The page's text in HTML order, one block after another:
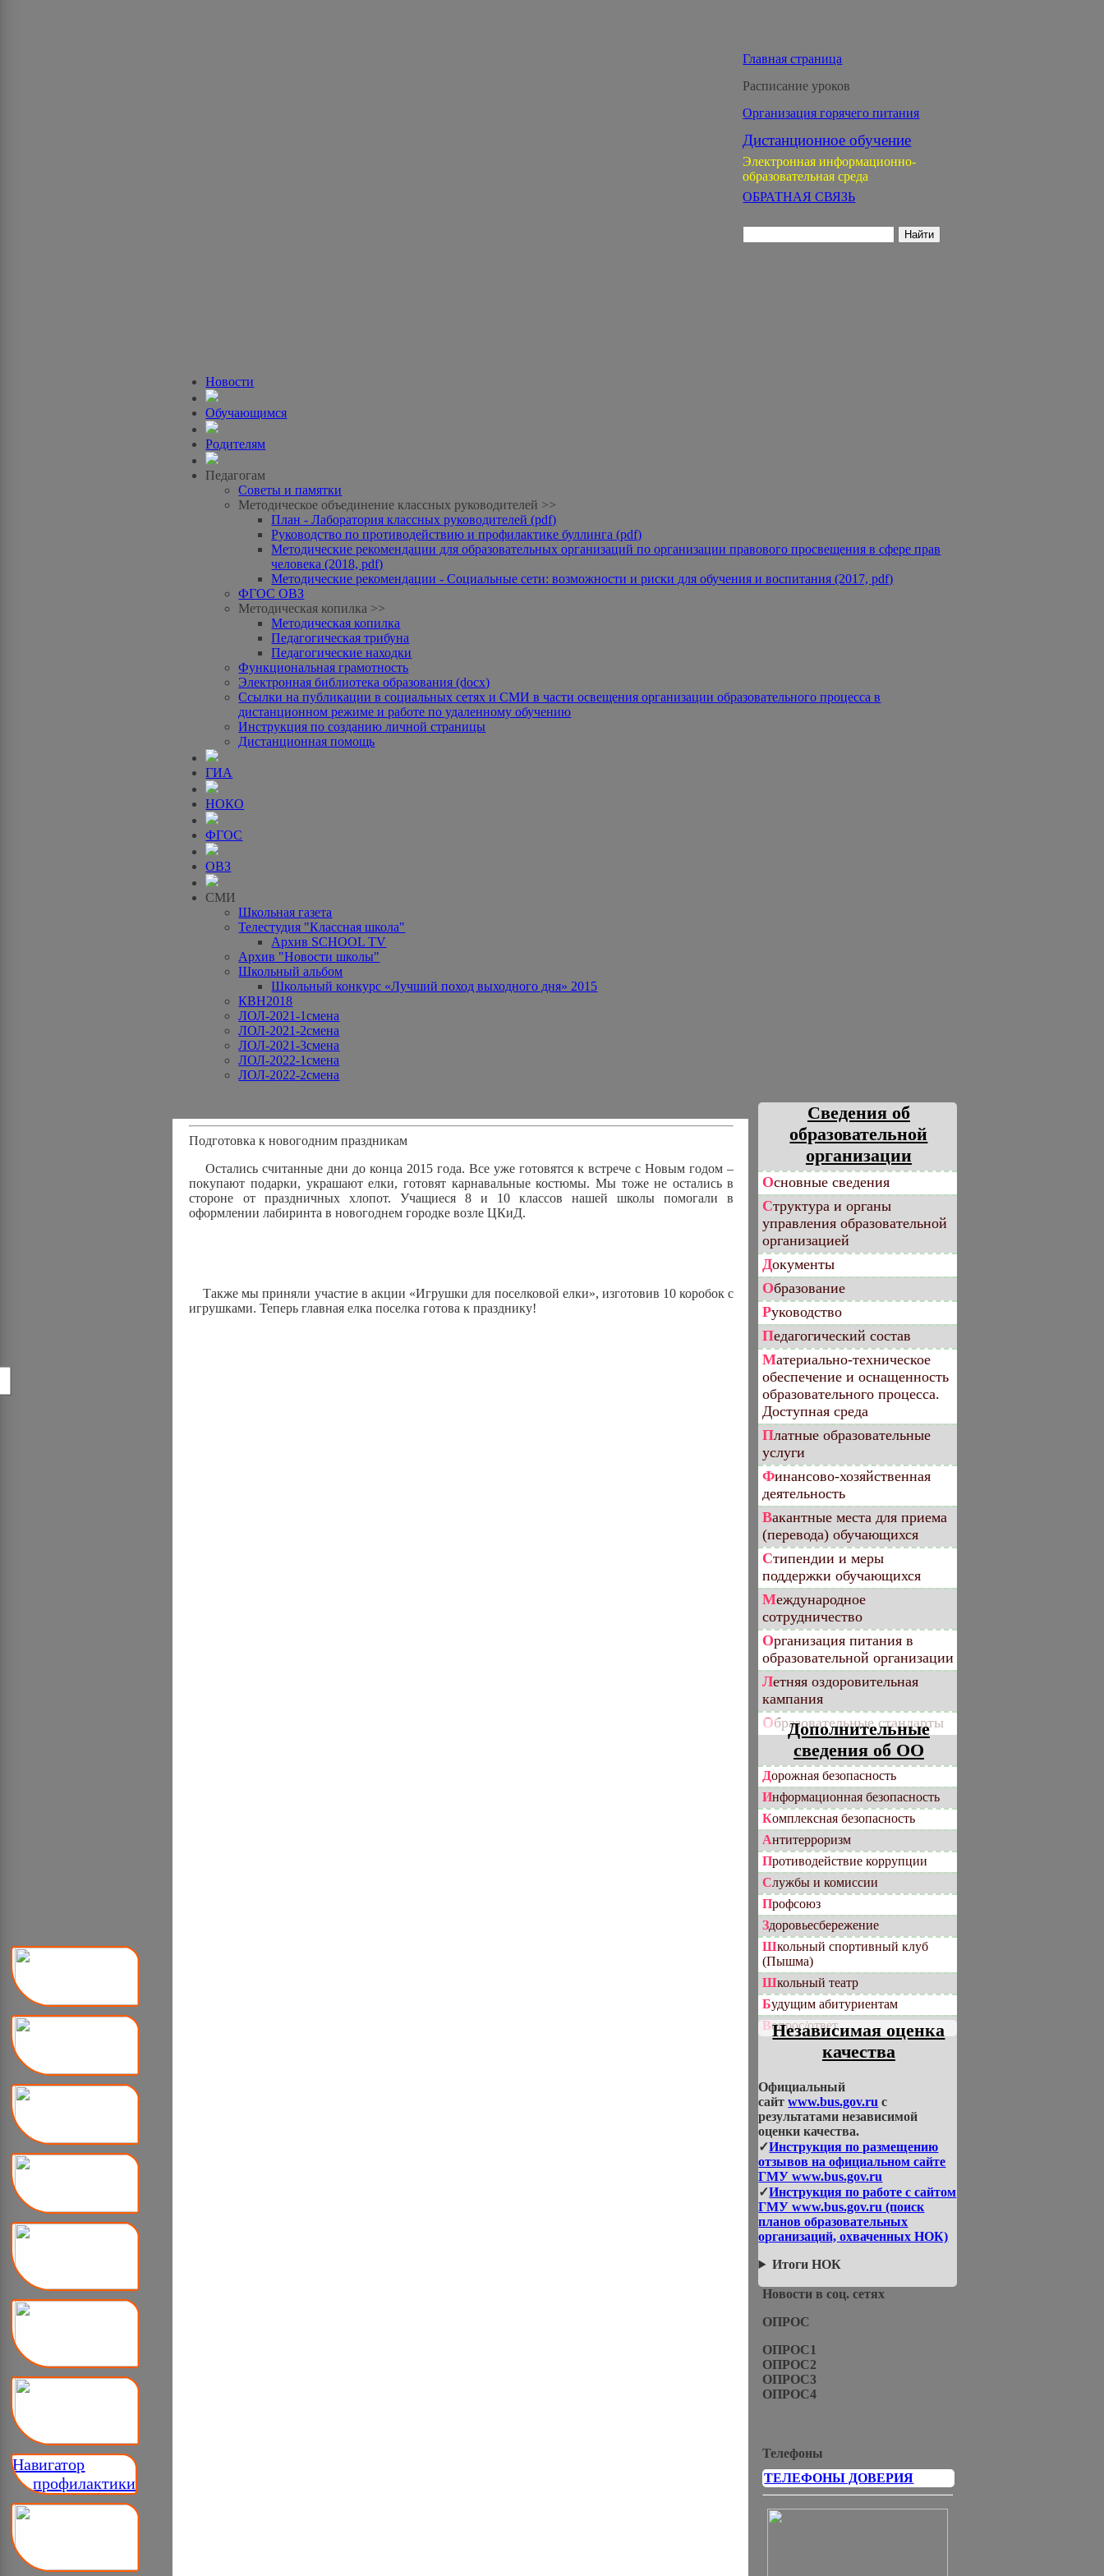
Навигатор
__ профилактики
Главная страница
Расписание уроков
Организация горячего питания
Дистанционное обучение
Электронная информационно-
образовательная среда
ОБРАТНАЯ СВЯЗЬ
Новости
Обучающимся
Родителям
Педагогам
Советы и памятки
Методическое объединение классных руководителей >>
План - Лаборатория классных руководителей (pdf)
Руководство по противодействию и профилактике буллинга (pdf)
Методические рекомендации для образовательных организаций по организации правового просвещения в сфере прав
человека (2018, pdf)
Методические рекомендации - Социальные сети: возможности и риски для обучения и воспитания (2017, pdf)
ФГОС ОВЗ
Методическая копилка >>
Методическая копилка
Педагогическая трибуна
Педагогические находки
Функциональная грамотность
Электронная библиотека образования (docx)
Ссылки на публикации в социальных сетях и СМИ в части освещения организации образовательного процесса в
дистанционном режиме и работе по удаленному обучению
Инструкция по созданию личной страницы
Дистанционная помощь
ГИА
НОКО
ФГОС
ОВЗ
СМИ
Школьная газета
Телестудия "Классная школа"
Архив SCHOOL TV
Архив "Новости школы"
Школьный альбом
Школьный конкурс «Лучший поход выходного дня» 2015
КВН2018
ЛОЛ-2021-1смена
ЛОЛ-2021-2смена
ЛОЛ-2021-3смена
ЛОЛ-2022-1смена
ЛОЛ-2022-2смена
Подготовка к новогодним праздникам
Остались считанные дни до конца 2015 года. Все уже готовятся к встрече с Новым годом –
покупают подарки, украшают елки, готовят карнавальные костюмы. Мы тоже не остались в
стороне от праздничных хлопот. Учащиеся 8 и 10 классов нашей школы помогали в
оформлении лабиринта в новогоднем городке возле ЦКиД.
Также мы приняли участие в акции «Игрушки для поселковой елки», изготовив 10 коробок с
игрушками. Теперь главная елка поселка готова к празднику!
Сведения об
образовательной
организации
Основные сведения
Структура и органы
управления образовательной
организацией
Документы
Образование
Руководство
Педагогический состав
Материально-техническое
обеспечение и оснащенность
образовательного процесса.
Доступная среда
Платные образовательные
услуги
Финансово-хозяйственная
деятельность
Вакантные места для приема
(перевода) обучающихся
Стипендии и меры
поддержки обучающихся
Международное
сотрудничество
Организация питания в
образовательной организации
Летняя оздоровительная
кампания
Образовательные стандарты
Дополнительные
сведения об ОО
Дорожная безопасность
Информационная безопасность
Комплексная безопасность
Антитерроризм
Противодействие коррупции
Службы и комиссии
Профсоюз
Здоровьесбережение
Школьный спортивный клуб
(Пышма)
Школьный театр
Будущим абитуриентам
Вопрос/ответ
Независимая оценка
качества
Официальный
сайтwww.bus.gov.ru с
результатами независимой
оценки качества.
✓Инструкция по размещению
отзывов на официальном сайте
ГМУ www.bus.gov.ru
✓Инструкция по работе с сайтом
ГМУ www.bus.gov.ru (поиск
планов образовательных
организаций, охваченных НОК)
Итоги НОК
Новости в соц. сетях
ОПРОС
ОПРОС1
ОПРОС2
ОПРОС3
ОПРОС4
Телефоны
ТЕЛЕФОНЫ ДОВЕРИЯ